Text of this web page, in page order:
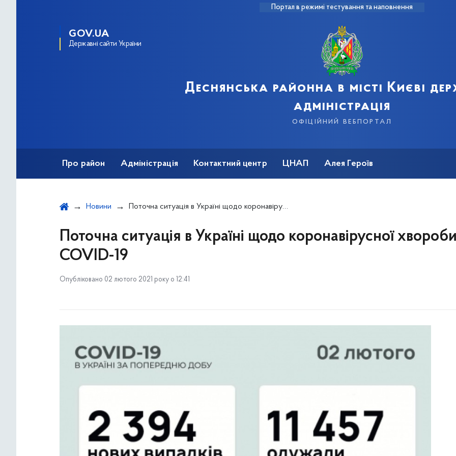
Портал в режимі тестування та наповнення
GOV.UA
Державні сайти України
Деснянська районна в місті Києві
адміністрація
офіційний вебпортал
Про район Адміністрація Контактний центр ЦНАП Алея Героїв
Новини Поточна ситуація в Україні щодо коронавірусної хвороби COVID-19
Поточна ситуація в Україні щодо коронавірусної хвороби
COVID-19
Опубліковано 02 лютого 2021 року о 12:41